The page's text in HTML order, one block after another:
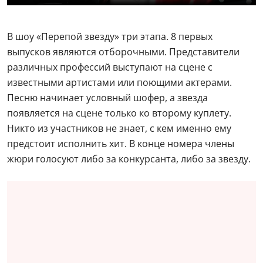
В шоу «Перепой звезду» три этапа. 8 первых
выпусков являются отборочными. Представители
различных профессий выступают на сцене с
известными артистами или поющими актерами.
Песню начинает условный шофер, а звезда
появляется на сцене только ко второму куплету.
Никто из участников не знает, с кем именно ему
предстоит исполнить хит. В конце номера члены
жюри голосуют либо за конкурсанта, либо за звезду.